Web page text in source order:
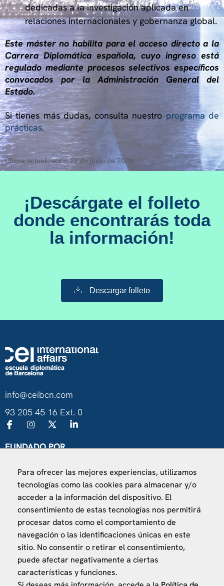
dedicadas a la investigación aplicada en
relaciones internacionales y gobernanza global.
Este máster no habilita para el acceso directo a la
Carrera Diplomática española, cuyo ingreso está
regulado mediante procesos selectivos específicos
convocados por la Administración General del
Estado.
Si tienes más dudas, consulta nuestro programa de
prácticas.
Última actualización 22 de junio de 2026
¡Descárgate el folleto
donde encontrarás toda
la información!
Descargar folleto
info@ceibcn.com
93 205 45 16 Ext. 0
FUNDADO POR
Ministerio de Asuntos Exteriores, UE y Cooperación
Fundación "la Caixa"
VISÍTANOS
Finca Agustí Pedro Pons
Para ofrecer las mejores experiencias, utilizamos
tecnologías como las cookies para almacenar y/o
acceder a la información del dispositivo. El
consentimiento de estas tecnologías nos permitirá
procesar datos como el comportamiento de
navegación o las identificaciones únicas en este
sitio. No consentir o retirar el consentimiento,
puede afectar negativamente a ciertas
características y funciones.